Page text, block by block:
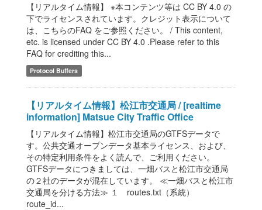
【リアルタイム情報】 ※本コンテンツ等は CC BY 4.0 の
下でライセンスされています。クレジット表示について
は、こちらのFAQ をご参照ください。 / This content,
etc. is licensed under CC BY 4.0 .Please refer to this
FAQ for crediting this...
Protocol Buffers
【リアルタイム情報】松江市交通局 / [realtime
information] Matsue City Traffic Office
【リアルタイム情報】松江市交通局のGTFSデータで
す。公共交通オープンデータ基本ライセンス、および、
その特定利用条件をよく読んで、ご利用ください。
GTFSデータにつきましては、一畑バスと松江市交通局
の２社のデータが混在しています。 ≪一畑バスと松江市
交通局を分ける方法≫ １ routes.txt（系統）
route_id...